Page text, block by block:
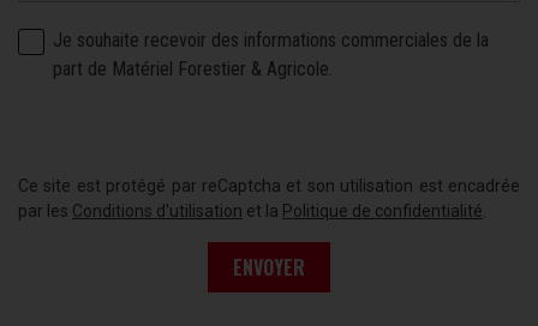
Je souhaite recevoir des informations commerciales de la
part de Matériel Forestier & Agricole.
Ce site est protégé par reCaptcha et son utilisation est encadrée
par les Conditions d'utilisation et la Politique de confidentialité
ENVOYER